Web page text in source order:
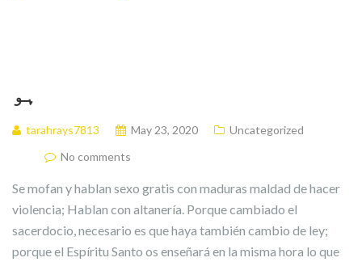
ہو
tarahrays7813 May 23, 2020
Uncategorized
No comments
Se mofan y hablan sexo gratis con maduras maldad de hacer
violencia; Hablan con altanería. Porque cambiado el
sacerdocio, necesario es que haya también cambio de ley;
porque el Espíritu Santo os enseñará en la misma hora lo que